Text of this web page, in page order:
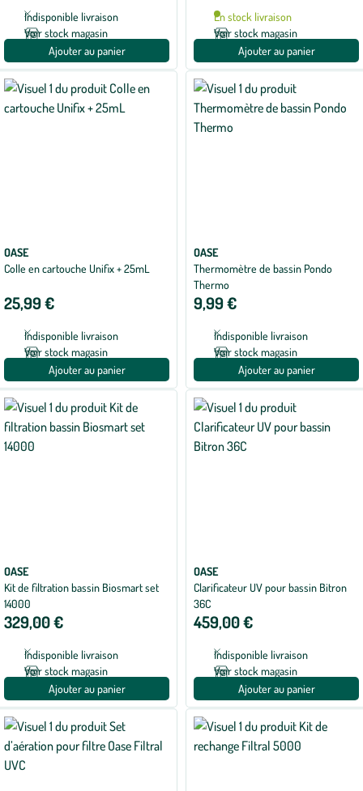
Indisponible livraison
Voir stock magasin
Ajouter au panier
En stock livraison
Voir stock magasin
Ajouter au panier
OASE
Colle en cartouche Unifix + 25mL
25,99 €
Indisponible livraison
Voir stock magasin
Ajouter au panier
OASE
Thermomètre de bassin Pondo
Thermo
9,99 €
Indisponible livraison
Voir stock magasin
Ajouter au panier
OASE
Kit de filtration bassin Biosmart set
14000
329,00 €
Indisponible livraison
Voir stock magasin
Ajouter au panier
OASE
Clarificateur UV pour bassin Bitron
36C
459,00 €
Indisponible livraison
Voir stock magasin
Ajouter au panier